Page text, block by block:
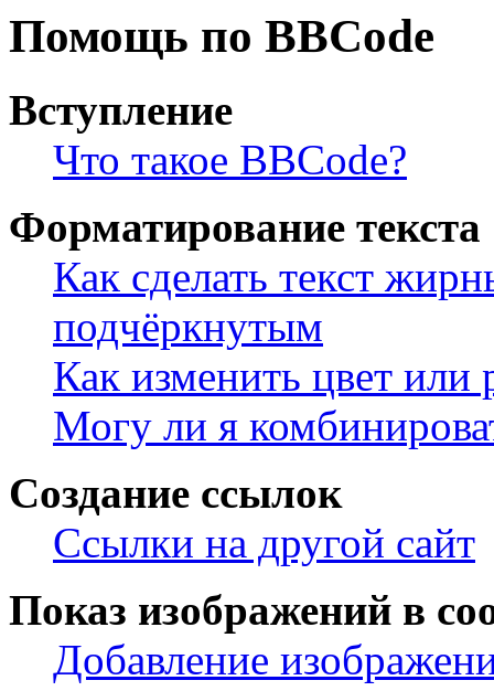
Помощь по BBCode
Вступление
Что такое BBCode?
Форматирование текста
Как сделать текст
подчёркнутым
Как изменить цвет или
Могу ли я
Создание ссылок
Ссылки на другой сайт
Показ изображений в
Добавление